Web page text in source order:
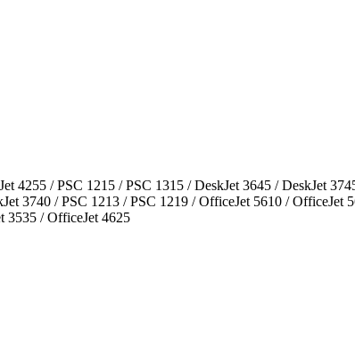
4255 / PSC 1215 / PSC 1315 / DeskJet 3645 / DeskJet
3740 / PSC 1213 / PSC 1219 / OfficeJet 5610 /
3535 / OfficeJet 4625